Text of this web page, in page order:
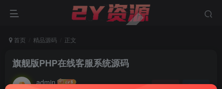
首页 精品源码 正文
旗舰版PHP在线客服系统源码
admin 关注 私信